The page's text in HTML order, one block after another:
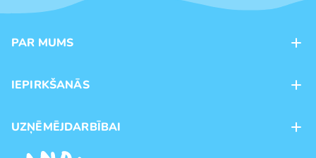
PAR MUMS
Veikali
Preču zīmoli
IEPIRKŠANĀS
Piegāde
UZŅĒMĒJDARBĪBAI
Franšīze